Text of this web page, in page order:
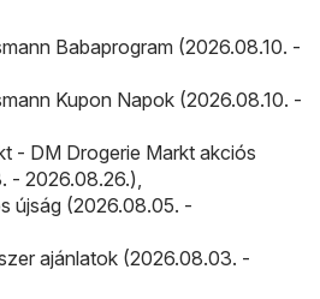
Babaprogram (2026.08.10. -
Kupon Napok (2026.08.10. -
- DM Drogerie Markt akciós
- 2026.08.26.),
újság (2026.08.05. -
ajánlatok (2026.08.03. -